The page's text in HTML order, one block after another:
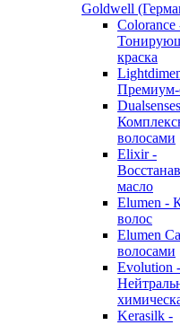
Goldwell
Colorance
краска
Премиум-
волосами
Elixir -
масло
Elumen -
волос
Elumen
волосами
Evolution -
Kerasilk -